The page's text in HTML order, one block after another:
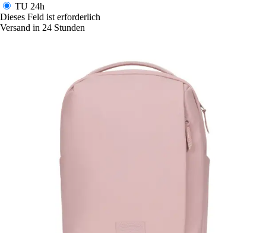
TU 24h
Dieses Feld ist erforderlich
Versand in 24 Stunden